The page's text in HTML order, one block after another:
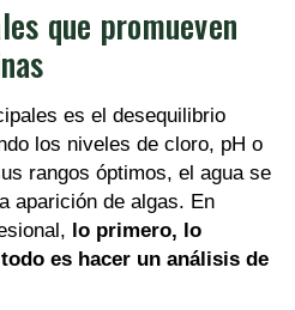
que promueven
es el desequilibrio
los niveles de cloro, pH o
rangos óptimos, el agua se
aparición de algas. En
lo primero, lo
es hacer un análisis de